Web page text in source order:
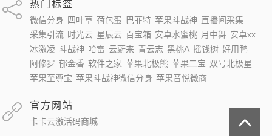
热门标签
微信分身 四叶草 荷包蛋 巴菲特 苹果斗战神 直播间采集
采集引流 时光云 星辰云 百宝箱 安卓水蜜桃 月中舞 安卓xx
冰激凌 斗战神 哈雷 云蔚来 青云志 黑桃A 摇钱树 好用鸭
阿修罗 郁金香 软件之家 苹果北极熊 苹果二宝 双号北极星
苹果至尊宝 苹果斗战神微信分身 苹果音悦微商
官方网站
卡卡云激活码商城